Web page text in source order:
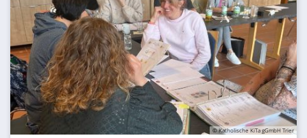
© Katholische KiTa gGmbH Trier